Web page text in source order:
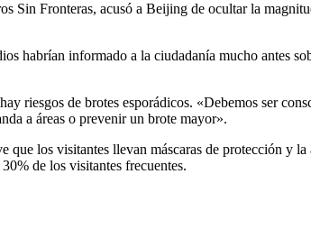
Sin Fronteras, acusó a Beijing de ocultar la
habrían informado a la ciudadanía mucho antes
riesgos de brotes esporádicos. «Debemos ser
a áreas o prevenir un brote mayor».
los visitantes llevan máscaras de protección y
de los visitantes frecuentes.